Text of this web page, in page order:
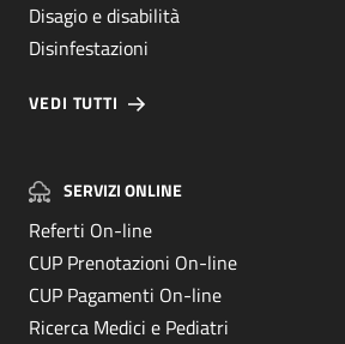
Disagio e disabilità
Disinfestazioni
VEDI TUTTI
SERVIZI ONLINE
Referti On-line
CUP Prenotazioni On-line
CUP Pagamenti On-line
Ricerca Medici e Pediatri